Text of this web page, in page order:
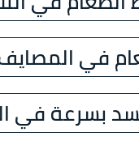
في
بسرعة في